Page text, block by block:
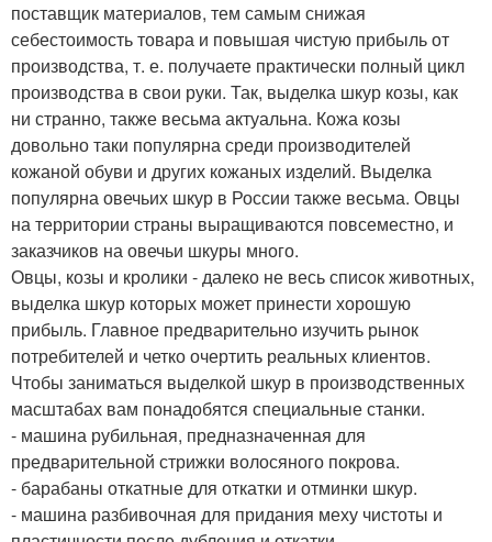
поставщик материалов, тем самым снижая
себестоимость товара и повышая чистую прибыль от
производства, т. е. получаете практически полный цикл
производства в свои руки. Так, выделка шкур козы, как
ни странно, также весьма актуальна. Кожа козы
довольно таки популярна среди производителей
кожаной обуви и других кожаных изделий. Выделка
популярна овечьих шкур в России также весьма. Овцы
на территории страны выращиваются повсеместно, и
заказчиков на овечьи шкуры много.
Овцы, козы и кролики - далеко не весь список животных,
выделка шкур которых может принести хорошую
прибыль. Главное предварительно изучить рынок
потребителей и четко очертить реальных клиентов.
Чтобы заниматься выделкой шкур в производственных
масштабах вам понадобятся специальные станки.
- машина рубильная, предназначенная для
предварительной стрижки волосяного покрова.
- барабаны откатные для откатки и отминки шкур.
- машина разбивочная для придания меху чистоты и